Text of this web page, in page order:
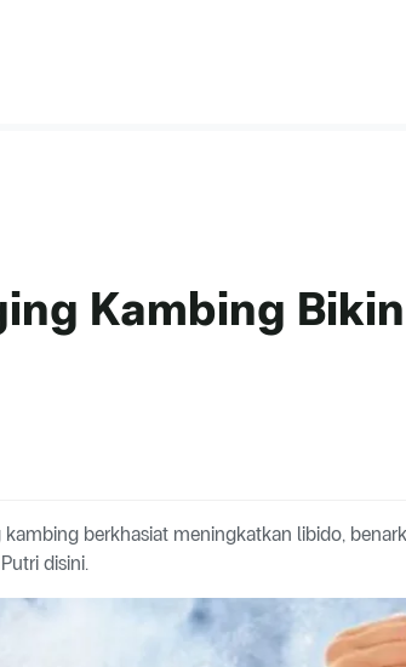
Kambing
berkhasiat meningkatkan libido,
disini.